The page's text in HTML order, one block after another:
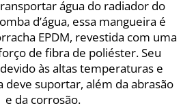
água do radiador do
d’água, essa mangueira é
EPDM, revestida com uma
de fibra de poliéster. Seu
às altas temperaturas e
deve suportar, além da abrasão
e da corrosão.